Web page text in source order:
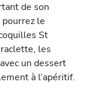
de son
le
St
les
un dessert
à l’apéritif.